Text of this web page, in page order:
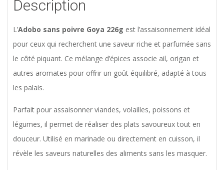
Description
L’Adobo sans poivre Goya 226g est l’assaisonnement idéal
pour ceux qui recherchent une saveur riche et parfumée sans
le côté piquant. Ce mélange d’épices associe ail, origan et
autres aromates pour offrir un goût équilibré, adapté à tous
les palais.
Parfait pour assaisonner viandes, volailles, poissons et
légumes, il permet de réaliser des plats savoureux tout en
douceur. Utilisé en marinade ou directement en cuisson, il
révèle les saveurs naturelles des aliments sans les masquer.